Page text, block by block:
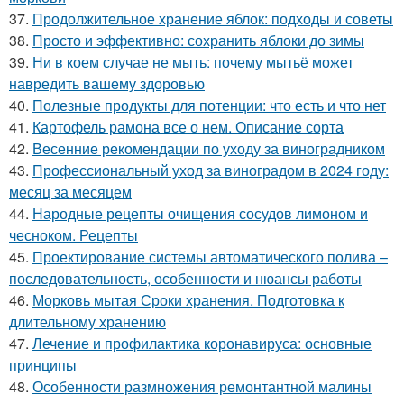
37. Продолжительное хранение яблок: подходы и советы
38. Просто и эффективно: сохранить яблоки до зимы
39. Ни в коем случае не мыть: почему мытьё может
навредить вашему здоровью
40. Полезные продукты для потенции: что есть и что нет
41. Картофель рамона все о нем. Описание сорта
42. Весенние рекомендации по уходу за виноградником
43. Профессиональный уход за виноградом в 2024 году:
месяц за месяцем
44. Народные рецепты очищения сосудов лимоном и
чесноком. Рецепты
45. Проектирование системы автоматического полива –
последовательность, особенности и нюансы работы
46. Морковь мытая Сроки хранения. Подготовка к
длительному хранению
47. Лечение и профилактика коронавируса: основные
принципы
48. Особенности размножения ремонтантной малины